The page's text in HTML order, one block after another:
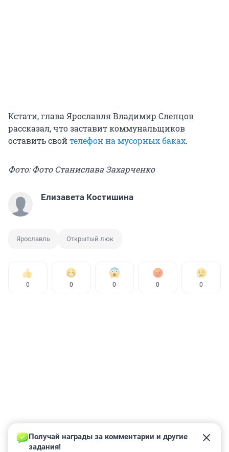
Кстати, глава Ярославля Владимир Слепцов
рассказал, что заставит коммунальщиков
оставить свойтелефон на мусорных баках.
Фото: Фото Станислава Захарченко
Елизавета Костишина
Ярославль Открытый люк
0 0 0 0 0
Получай награды за комментарии и другие
задания!